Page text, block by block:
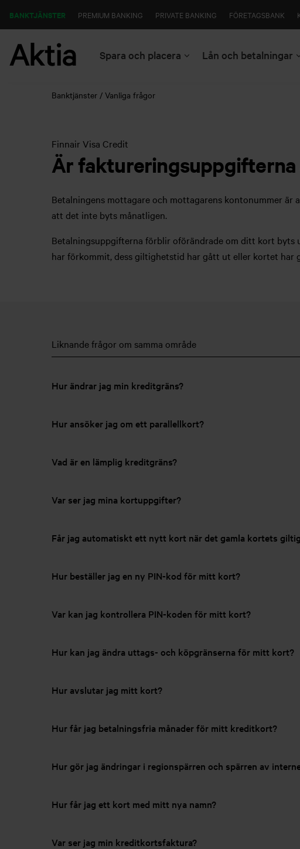
BANKTJÄNSTER PREMIUM BANKING PRIVATE BANKING FÖRETAGSBANK
Spara och placera Lån och betalningar
Banktjänster Vanliga frågor
Finnair Visa Credit
Är faktureringsuppgifterna
Betalningens mottagare och mottagarens kontonummer är
att det inte byts månatligen.
Betalningsuppgifterna förblir oförändrade om ditt kort byts
har förkommit, dess giltighetstid har gått ut eller kortet har
Liknande frågor om samma område
Hur ändrar jag min kreditgräns?
Hur ansöker jag om ett parallellkort?
Vad är en lämplig kreditgräns?
Var ser jag mina kortuppgifter?
Får jag automatiskt ett nytt kort när det gamla kortets
Hur beställer jag en ny PIN-kod för mitt kort?
Var kan jag kontrollera PIN-koden för mitt kort?
Hur kan jag ändra uttags- och köpgränserna för mitt kort?
Hur avslutar jag mitt kort?
Hur får jag betalningsfria månader för mitt kreditkort?
Hur gör jag ändringar i regionspärren och spärren av
Hur får jag ett kort med mitt nya namn?
Var ser jag min kreditkortsfaktura?